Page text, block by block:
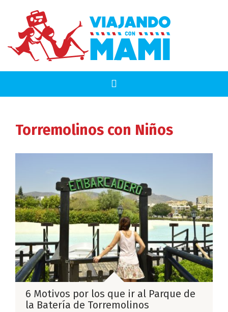
Torremolinos con Niños
6 Motivos por los que ir al Parque de
la Batería de Torremolinos